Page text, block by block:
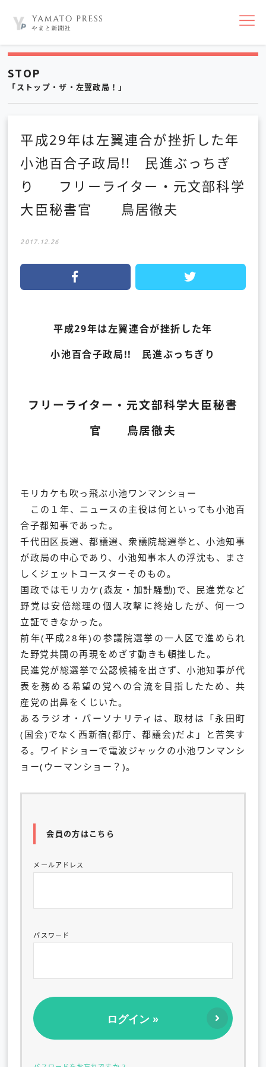
nav
STOP
「ストップ・ザ・左翼政局！」
平成29年は左翼連合が挫折した年
小池百合子政局!! 民進ぶっちぎ
り フリーライター・元文部科学
大臣秘書官 鳥居徹夫
2017.12.26
平成29年は左翼連合が挫折した年
小池百合子政局!! 民進ぶっちぎり
フリーライター・元文部科学大臣秘書
官 鳥居徹夫
モリカケも吹っ飛ぶ小池ワンマンショー
この１年、ニュースの主役は何といっても小池百
合子都知事であった。
千代田区長選、都議選、衆議院総選挙と、小池知事
が政局の中心であり、小池知事本人の浮沈も、まさ
しくジェットコースターそのもの。
国政ではモリカケ(森友・加計騒動)で、民進党など
野党は安倍総理の個人攻撃に終始したが、何一つ
立証できなかった。
前年(平成28年)の参議院選挙の一人区で進められ
た野党共闘の再現をめざす動きも頓挫した。
民進党が総選挙で公認候補を出さず、小池知事が代
表を務める希望の党への合流を目指したため、共
産党の出鼻をくじいた。
あるラジオ・パーソナリティは、取材は「永田町
(国会)でなく西新宿(都庁、都議会)だよ」と苦笑す
る。ワイドショーで電波ジャックの小池ワンマンシ
ョー(ウーマンショー？)。
会員の方はこちら
メールアドレス
パスワード